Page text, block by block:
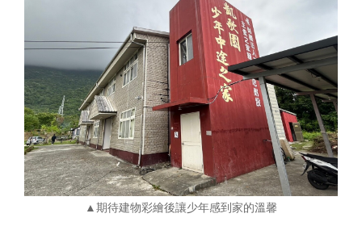
▲期待建物彩繪後讓少年感到家的溫馨